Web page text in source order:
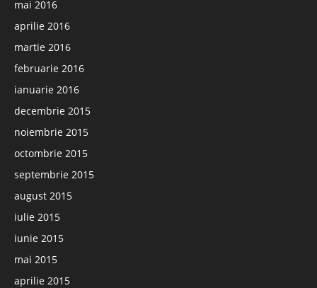
mai 2016
aprilie 2016
martie 2016
februarie 2016
ianuarie 2016
decembrie 2015
noiembrie 2015
octombrie 2015
septembrie 2015
august 2015
iulie 2015
iunie 2015
mai 2015
aprilie 2015